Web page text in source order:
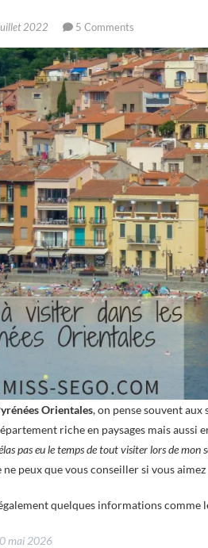
2022 5 Comments
Orientales, on pense souvent
riche en paysages mais
pas eu le temps de tout visiter lors de mon
peux que vous conseiller si vous
quelques informations
mai 2026